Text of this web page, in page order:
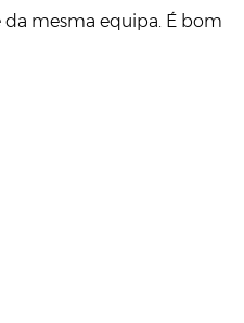
da mesma equipa. É bom